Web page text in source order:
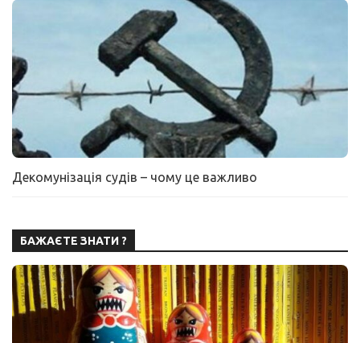
Декомунізація судів – чому це важливо
БАЖАЄТЕ ЗНАТИ ?